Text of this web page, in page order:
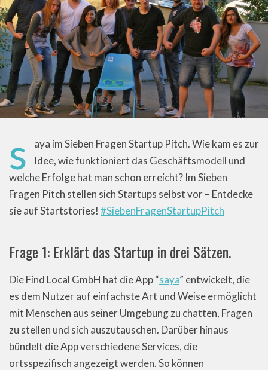
s
aya im Sieben Fragen Startup Pitch. Wie kam es zur
Idee, wie funktioniert das Geschäftsmodell und
welche Erfolge hat man schon erreicht? Im Sieben
Fragen Pitch stellen sich Startups selbst vor – Entdecke
sie auf Startstories! #SiebenFragenStartupPitch
Frage 1: Erklärt das Startup in drei Sätzen.
Die Find Local GmbH hat die App “saya” entwickelt, die
es dem Nutzer auf einfachste Art und Weise ermöglicht
mit Menschen aus seiner Umgebung zu chatten, Fragen
zu stellen und sich auszutauschen. Darüber hinaus
bündelt die App verschiedene Services, die
ortsspezifisch angezeigt werden. So können